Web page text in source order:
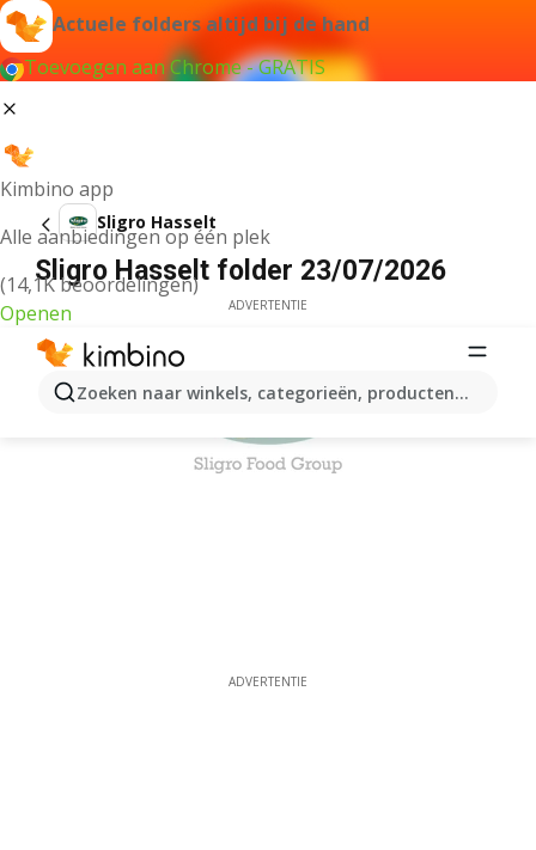
Actuele folders altijd bij de hand
Toevoegen aan Chrome - GRATIS
Kimbino app
Alle aanbiedingen op één plek
(14,1K beoordelingen)
Openen
Zoeken naar winkels, categorieën, producten...
Sligro Hasselt
Sligro Hasselt folder 23/07/2026
ADVERTENTIE
ADVERTENTIE